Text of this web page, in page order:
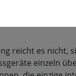
vor Ort
am
reicht es nicht,
einzeln